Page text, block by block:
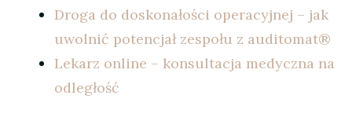
Droga do doskonałości operacyjnej – jak
uwolnić potencjał zespołu z auditomat®
Lekarz online – konsultacja medyczna na
odległość